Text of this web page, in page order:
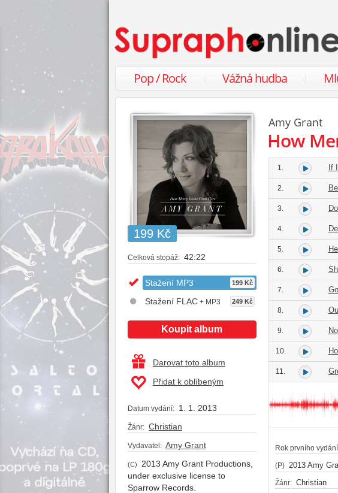
Pop / Rock Vážná hudba
199 Kč
Celková stopáž: 42:22
Stažení MP3 199 Kč
Stažení FLAC + MP3 249 Kč
Koupit album
Darovat toto album
Přidat k oblíbeným
Datum vydání: 1. 1. 2013
Žánr: Christian
Vydavatel: Amy Grant
(C)
2013 Amy Grant Productions,
under exclusive license to
Sparrow Records.
Amy Grant
How
1. If
2.
3.
4.
5.
6.
7.
8.
9.
10.
11.
Rok prvního
(P) 2013 Amy
Žánr: Christian